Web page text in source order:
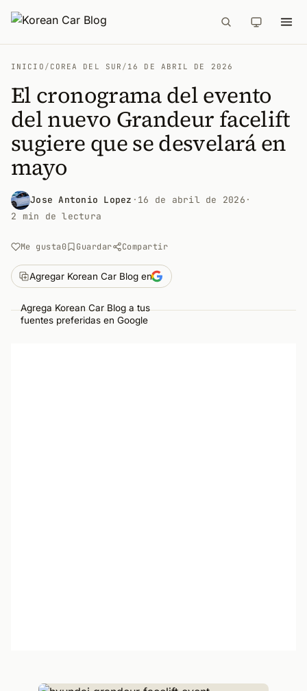
INICIO / COREA DEL SUR / 16 DE ABRIL DE 2026
El cronograma del evento
del nuevo Grandeur facelift
sugiere que se desvelará en
mayo
Jose Antonio Lopez · 16 de abril de 2026 ·
2 min de lectura
Me gusta0 Guardar Compartir
Agregar Korean Car Blog en
Agrega Korean Car Blog a tus
fuentes preferidas en Google